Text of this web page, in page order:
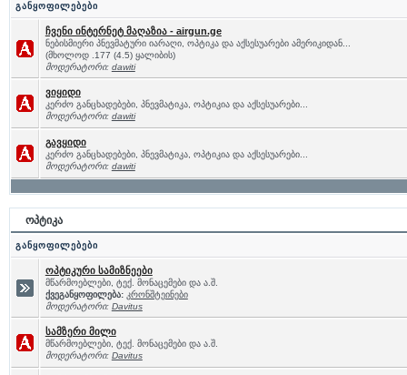
განყოფილებები
ჩვენი ინტერნეტ მაღაზია - airgun.ge
ნებისმიერი პნევმატური იარაღი, ოპტიკა და აქსესუარები ამერიკიდან...
(მხოლოდ .177 (4.5) ყალიბის)
მოდერატორი: dawiti
ვიყიდი
კერძო განცხადებები, პნევმატიკა, ოპტიკია და აქსესუარები...
მოდერატორი: dawiti
გავყიდი
კერძო განცხადებები, პნევმატიკა, ოპტიკია და აქსესუარები...
მოდერატორი: dawiti
ოპტიკა
განყოფილებები
ოპტიკური სამიზნეები
მწარმოებლები, ტექ. მონაცემები და ა.შ.
ქვეგანყოფილება: კრონშტეინები
მოდერატორი: Davitus
სამზერი მილი
მწარმოებლები, ტექ. მონაცემები და ა.შ.
მოდერატორი: Davitus